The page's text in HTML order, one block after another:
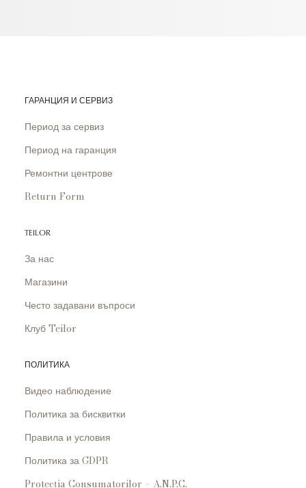
ГАРАНЦИЯ И СЕРВИЗ
Период за сервиз
Период на гаранция
Ремонтни центрове
Return Form
TEILOR
За нас
Магазини
Често задавани въпроси
Клуб Teilor
ПОЛИТИКА
Видео наблюдение
Политика за бисквитки
Правила и условия
Политика за GDPR
Protecția Consumatorilor – A.N.P.C.